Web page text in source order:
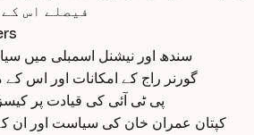
فیصلے اس
سندھ اور نیشنل اسمبلی میں
گورنر راج کے امکانات اور اس کے
پی ٹی آئی کی قیادت پر
کپتان عمران خان کی سیاست اور ان